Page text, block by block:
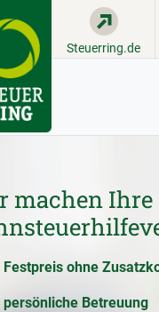
Steuerring.de
machen
Festpreis ohne
persönliche Betreuung